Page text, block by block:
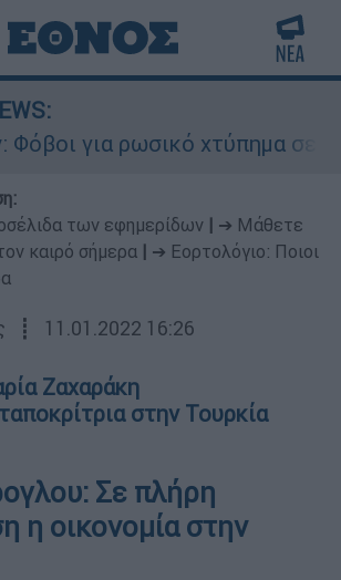
για ρωσικό χτύπημα σε
των εφημερίδων
➔ Μάθετε
καιρό σήμερα
➔ Εορτολόγιο: Ποιοι
┋ 11.01.2022 16:26
Ζαχαράκη
στην Τουρκία
Σε πλήρη
η οικονομία στην